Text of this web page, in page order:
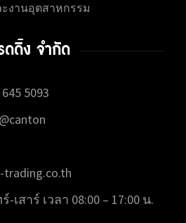
งานอุตสาหกรรม
ดิ้ง จำกัด
5093
trading.co.th
เสาร์ เวลา 08:00 – 17:00 น.